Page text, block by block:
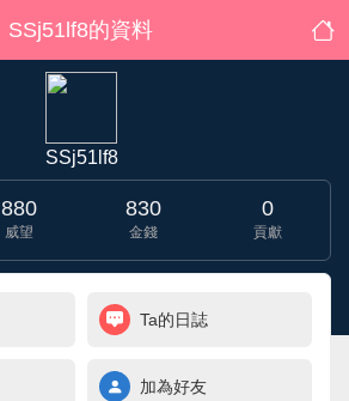
SSj51lf8的資料
SSj51lf8
880
威望
830
金錢
0
貢獻
Ta的日誌
加為好友